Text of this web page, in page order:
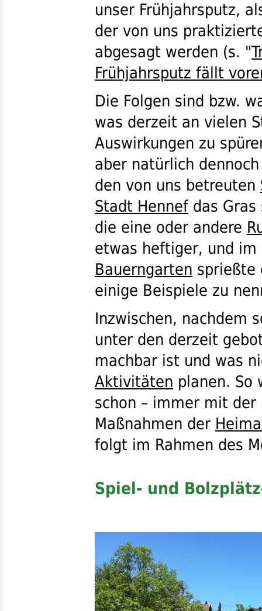
unser Frühjahrsputz,
der von uns
abgesagt werden (s. "
Frühjahrsputz fällt
Die Folgen sind bzw.
was derzeit an vielen
Auswirkungen zu
aber natürlich
den von uns betreuten
Stadt Hennef das
die eine oder andere
etwas heftiger, und
Bauerngarten sprießte
einige Beispiele zu
Inzwischen, nachdem
unter den derzeit
machbar ist und was
Aktivitäten planen. So
schon – immer mit der
Maßnahmen der
folgt im Rahmen des
Spiel- und